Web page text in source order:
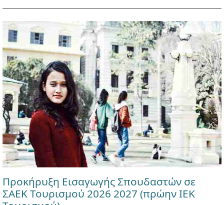
Προκήρυξη Εισαγωγής Σπουδαστών σε
ΣΑΕΚ Τουρισμού 2026 2027 (πρώην ΙΕΚ